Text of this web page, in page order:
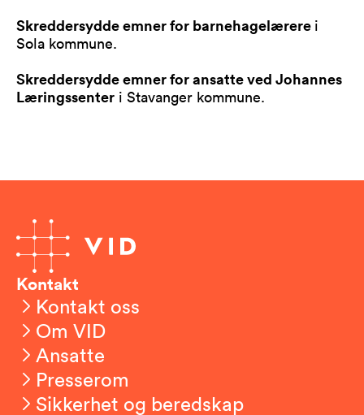
Skreddersydde emner for barnehagelærere i
Sola kommune.
Skreddersydde emner for ansatte ved Johannes
Læringssenter i Stavanger kommune.
Kontakt
Kontakt oss
Om VID
Ansatte
Presserom
Sikkerhet og beredskap